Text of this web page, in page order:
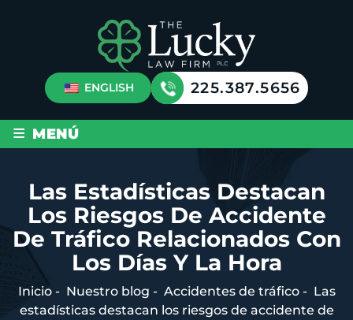
ENGLISH 225.387.5656
≡ MENÚ
Las Estadísticas Destacan
Los Riesgos De Accidente
De Tráfico Relacionados Con
Los Días Y La Hora
Inicio- Nuestro blog - Accidentes de tráfico- Las
estadísticas destacan los riesgos de accidente de